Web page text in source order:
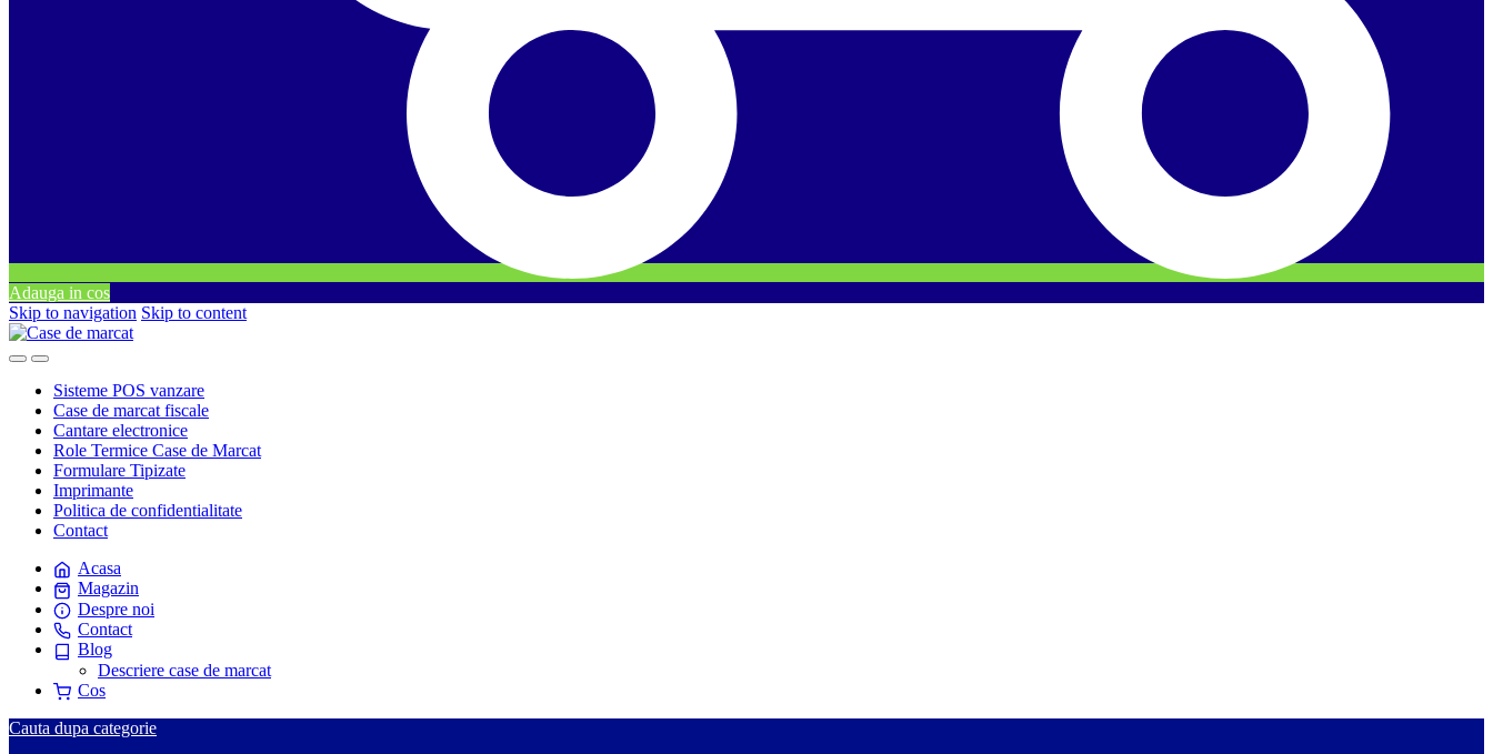
Adauga in cos
Skip to navigation Skip to content
Sisteme POS vanzare
Case de marcat fiscale
Cantare electronice
Role Termice Case de Marcat
Formulare Tipizate
Imprimante
Politica de confidentialitate
Contact
Acasa
Magazin
Despre noi
Contact
Blog
Descriere case de marcat
Cos
Cauta dupa categorie